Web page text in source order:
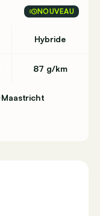
NOUVEAU
Hybride
87 g/km
Maastricht